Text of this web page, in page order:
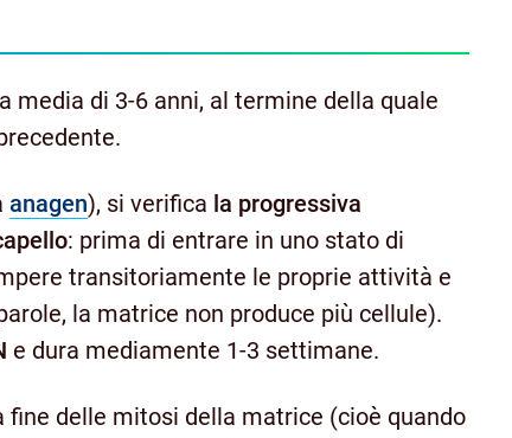
media di 3-6 anni, al termine della quale
anagen), si verifica la progressiva
: prima di entrare in uno stato di
transitoriamente le proprie attività e
la matrice non produce più cellule).
e dura mediamente 1-3 settimane.
fine delle mitosi della matrice (cioè quando